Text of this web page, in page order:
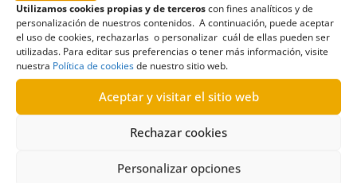
Utilizamos cookies propias y de terceroscon fines analíticos y de
personalización de nuestros contenidos. A continuación, puede aceptar
el uso de cookies, rechazarlas o personalizar cuál de ellas pueden ser
utilizadas. Para editar sus preferencias o tener más información, visite
nuestra Política de cookiesde nuestro sitio web.
Aceptar y visitar el sitio web
Rechazar cookies
Personalizar opciones